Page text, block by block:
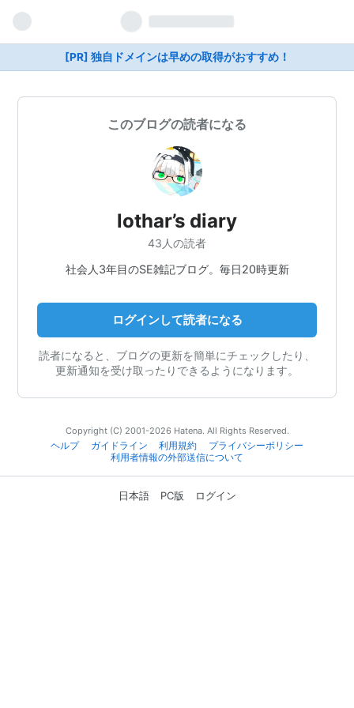
[PR] 独自ドメインは早めの取得がおすすめ！
このブログの読者になる
lothar’s diary
43人の読者
社会人3年目のSE雑記ブログ。毎日20時更新
ログインして読者になる
読者になると、ブログの更新を簡単にチェックしたり、
更新通知を受け取ったりできるようになります。
Copyright (C) 2001-2026 Hatena. All Rights Reserved.
ヘルプ
ガイドライン 利用規約
プライバシーポリシー
利用者情報の外部送信について
日本語 PC版 ログイン